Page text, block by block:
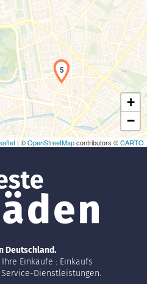
der Karte...
5
+
−
| ©OpenStreetMapcontributors ©CARTO
Deutschland.
Einkäufe : Einkaufs
Dienstleistungen.